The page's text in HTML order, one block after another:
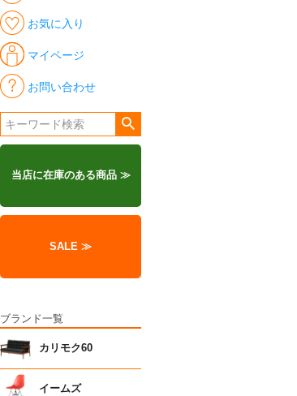
お気に入り
マイページ
お問い合わせ
当店に在庫のある商品 ≫
SALE ≫
ブランド一覧
カリモク60
イームズ